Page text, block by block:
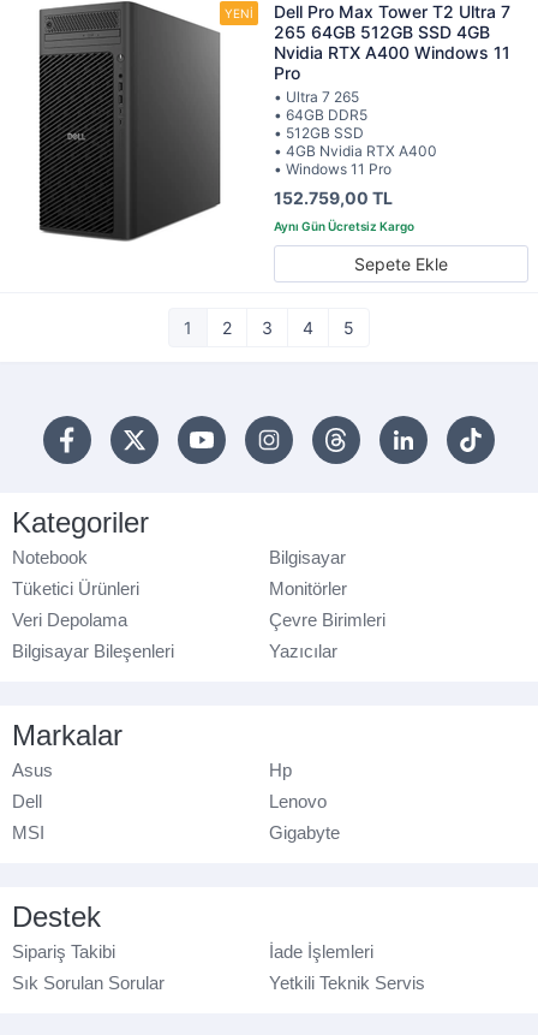
Dell Pro Max Tower T2 Ultra 7
265 64GB 512GB SSD 4GB
Nvidia RTX A400 Windows 11
Pro
• Ultra 7 265
• 64GB DDR5
• 512GB SSD
• 4GB Nvidia RTX A400
• Windows 11 Pro
152.759,00 TL
Sepete Ekle
1 2 3 4 5
Kategoriler
Notebook
Bilgisayar
Tüketici Ürünleri
Monitörler
Veri Depolama
Çevre Birimleri
Bilgisayar Bileşenleri
Yazıcılar
Markalar
Asus
Hp
Dell
Lenovo
MSI
Gigabyte
Destek
Sipariş Takibi
İade İşlemleri
Sık Sorulan Sorular
Yetkili Teknik Servis